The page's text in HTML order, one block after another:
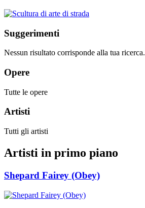
Suggerimenti
Nessun risultato corrisponde alla tua ricerca.
Opere
Tutte le opere
Artisti
Tutti gli artisti
Artisti in primo piano
Shepard Fairey (Obey)